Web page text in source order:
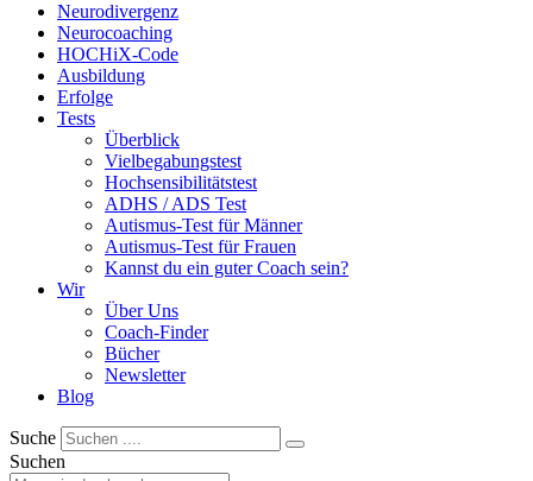
Neurodivergenz
Neurocoaching
HOCHiX-Code
Ausbildung
Erfolge
Tests
Überblick
Vielbegabungstest
Hochsensibilitätstest
ADHS / ADS Test
Autismus-Test für Männer
Autismus-Test für Frauen
Kannst du ein guter Coach sein?
Wir
Über Uns
Coach-Finder
Bücher
Newsletter
Blog
Suche
Suchen